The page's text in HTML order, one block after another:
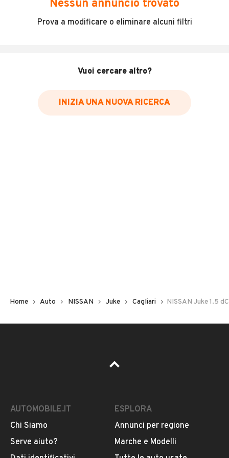
Incidenti in cui è stato coinvolto il veicolo
Data e luogo delle revisioni effettuate
Inserisci il numero di targa per verificare la disponibilità
Pubblicità
Nessun annuncio trovato
Prova a modificare o eliminare alcuni filtri
Vuoi cercare altro?
INIZIA UNA NUOVA RICERCA
Home Auto NISSAN Juke Cagliari NISSAN Juke 1.5
AUTOMOBILE.IT
Chi Siamo
Serve aiuto?
ESPLORA
Annunci per regione
Marche e Modelli